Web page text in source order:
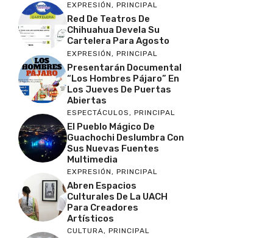
EXPRESIÓN, PRINCIPAL
Red De Teatros De
Chihuahua Devela Su
Cartelera Para Agosto
EXPRESIÓN , PRINCIPAL
Presentarán Documental
“Los Hombres Pájaro” En
Los Jueves De Puertas
Abiertas
ESPECTÁCULOS , PRINCIPAL
El Pueblo Mágico De
Guachochi Deslumbra Con
Sus Nuevas Fuentes
Multimedia
EXPRESIÓN , PRINCIPAL
Abren Espacios
Culturales De La UACH
Para Creadores
Artísticos
CULTURA, PRINCIPAL